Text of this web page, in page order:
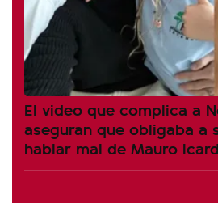
El video que complica a
aseguran que obligaba a
hablar mal de Mauro